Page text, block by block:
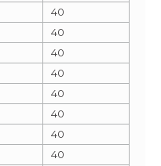
40
40
40
40
40
40
40
40